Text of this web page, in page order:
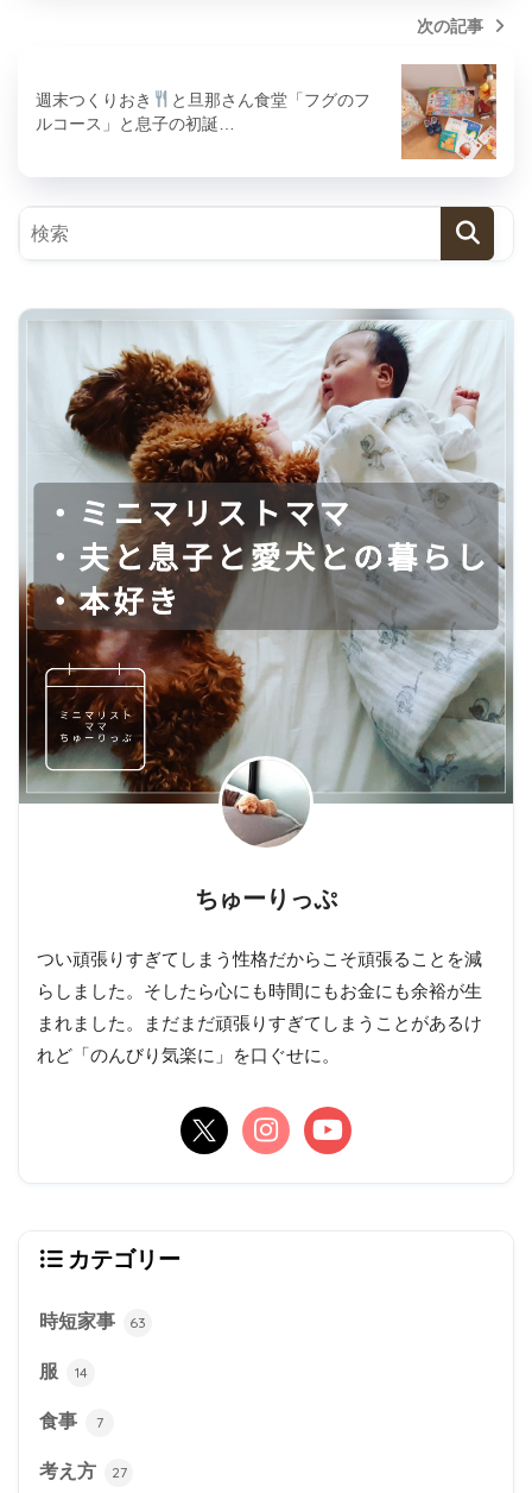
次の記事
週末つくりおき
と旦那さん食堂「フグのフ
ルコース」と息子の初誕…
ちゅーりっぷ
つい頑張りすぎてしまう性格だからこそ頑張ることを減
らしました。そしたら心にも時間にもお金にも余裕が生
まれました。まだまだ頑張りすぎてしまうことがあるけ
れど「のんびり気楽に」を口ぐせに。
カテゴリー
時短家事 63
服 14
食事 7
考え方 27